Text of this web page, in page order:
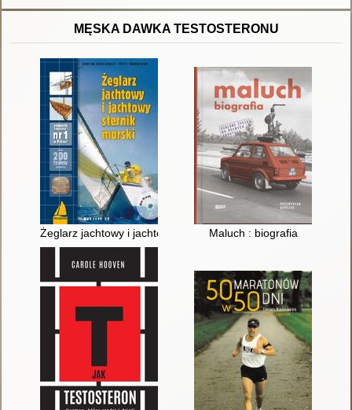
MĘSKA DAWKA TESTOSTERONU
Żeglarz jachtowy i jachtowy sternik morskiMaluch : biografia